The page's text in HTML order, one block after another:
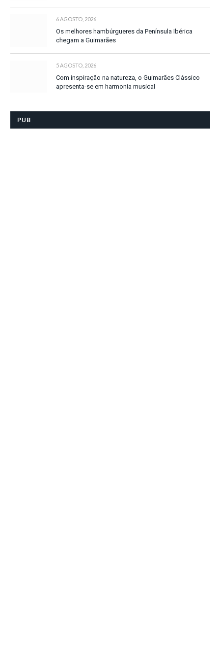
6 AGOSTO, 2026
Os melhores hambúrgueres da Península Ibérica
chegam a Guimarães
5 AGOSTO, 2026
Com inspiração na natureza, o Guimarães Clássico
apresenta-se em harmonia musical
PUB